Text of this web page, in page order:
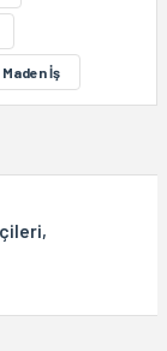
Maden İş